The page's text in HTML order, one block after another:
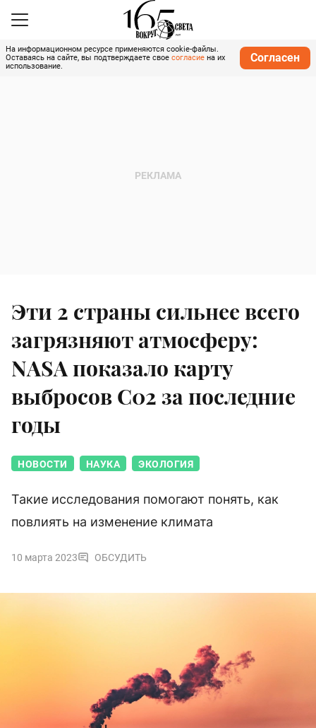
На информационном ресурсе применяются cookie-файлы.
Оставаясь на сайте, вы подтверждаете свое согласие на их
использование.
Согласен
Эти 2 страны сильнее всего
загрязняют атмосферу:
NASA показало карту
выбросов C02 за последние
годы
НОВОСТИ НАУКА ЭКОЛОГИЯ
Такие исследования помогают понять, как
повлиять на изменение климата
10 марта 2023 ОБСУДИТЬ